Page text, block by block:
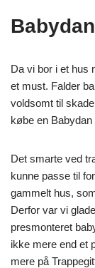
Da vi bor i et hus
et must. Falder
voldsomt til
købe en
Det smarte ved
kunne passe til
gammelt hus,
Derfor var vi
presmonteret
ikke mere end et
mere på